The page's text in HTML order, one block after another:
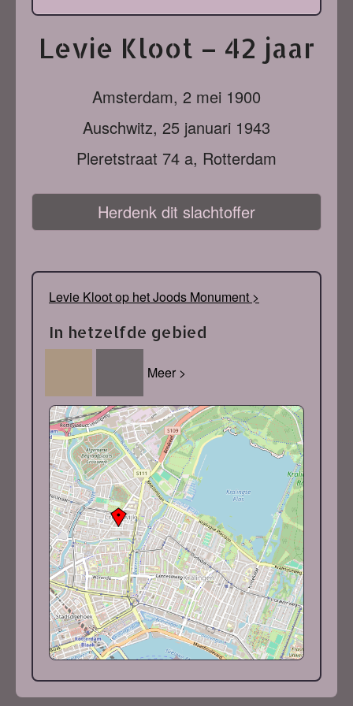
Levie Kloot – 42 jaar
Amsterdam, 2 mei 1900
Auschwitz, 25 januari 1943
Pleretstraat 74 a, Rotterdam
Herdenk dit slachtoffer
Levie Kloot op het Joods Monument >
In hetzelfde gebied
Meer >